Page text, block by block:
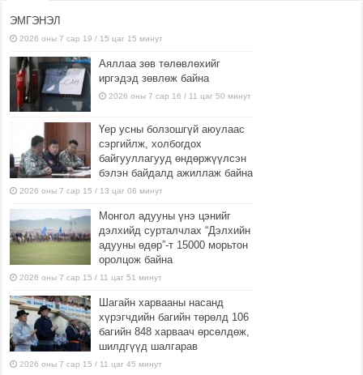
ЭМГЭНЭЛ
2026 оны 7 сар 19 / 15 цаг 15 минут
Аяллаа зөв төлөвлөхийг
иргэдэд зөвлөж байна
2026 оны 7 сар 16 / 11 цаг 50 минут
Үер усны болзошгүй аюулаас
сэргийлж, холбогдох
байгууллагууд өндөржүүлсэн
бэлэн байдалд ажиллаж байна
2026 оны 7 сар 15 / 13 цаг 06 минут
Монгол адууны үнэ цэнийг
дэлхийд сурталчлах “Дэлхийн
адууны өдөр”-т 15000 морьтон
оролцож байна
2026 оны 7 сар 15 / 11 цаг 51 минут
Шагайн харвааны насанд
хүрэгчдийн багийн төрөлд 106
багийн 848 харваач өрсөлдөж,
шилдгүүд шалгарав
2026 оны 7 сар 15 / 11 цаг 45 минут